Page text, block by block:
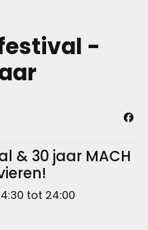
-
& 30 jaar MACH
tot 24:00